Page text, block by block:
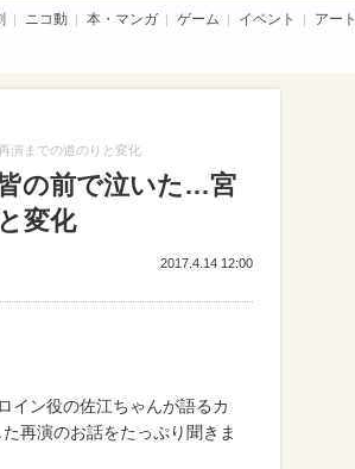
ニコ動 本・マンガ ゲーム イベント アート
演までの道のりと変化
の前で泣いた…宮
変化
2017.4.14 12:00
イン役の佐江ちゃんが語るカ
再演のお話をたっぷり聞きま